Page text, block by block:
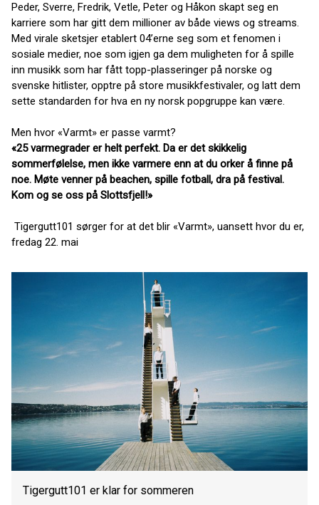
Peder, Sverre, Fredrik, Vetle, Peter og Håkon skapt seg en
karriere som har gitt dem millioner av både views og streams.
Med virale sketsjer etablert 04’erne seg som et fenomen i
sosiale medier, noe som igjen ga dem muligheten for å spille
inn musikk som har fått topp-plasseringer på norske og
svenske hitlister, opptre på store musikkfestivaler, og latt dem
sette standarden for hva en ny norsk popgruppe kan være.
Men hvor «Varmt» er passe varmt?
«25 varmegrader er helt perfekt. Da er det skikkelig
sommerfølelse, men ikke varmere enn at du orker å finne på
noe. Møte venner på beachen, spille fotball, dra på festival.
Kom og se oss på Slottsfjell!»
Tigergutt101 sørger for at det blir «Varmt», uansett hvor du er,
fredag 22. mai
Tigergutt101 er klar for sommeren